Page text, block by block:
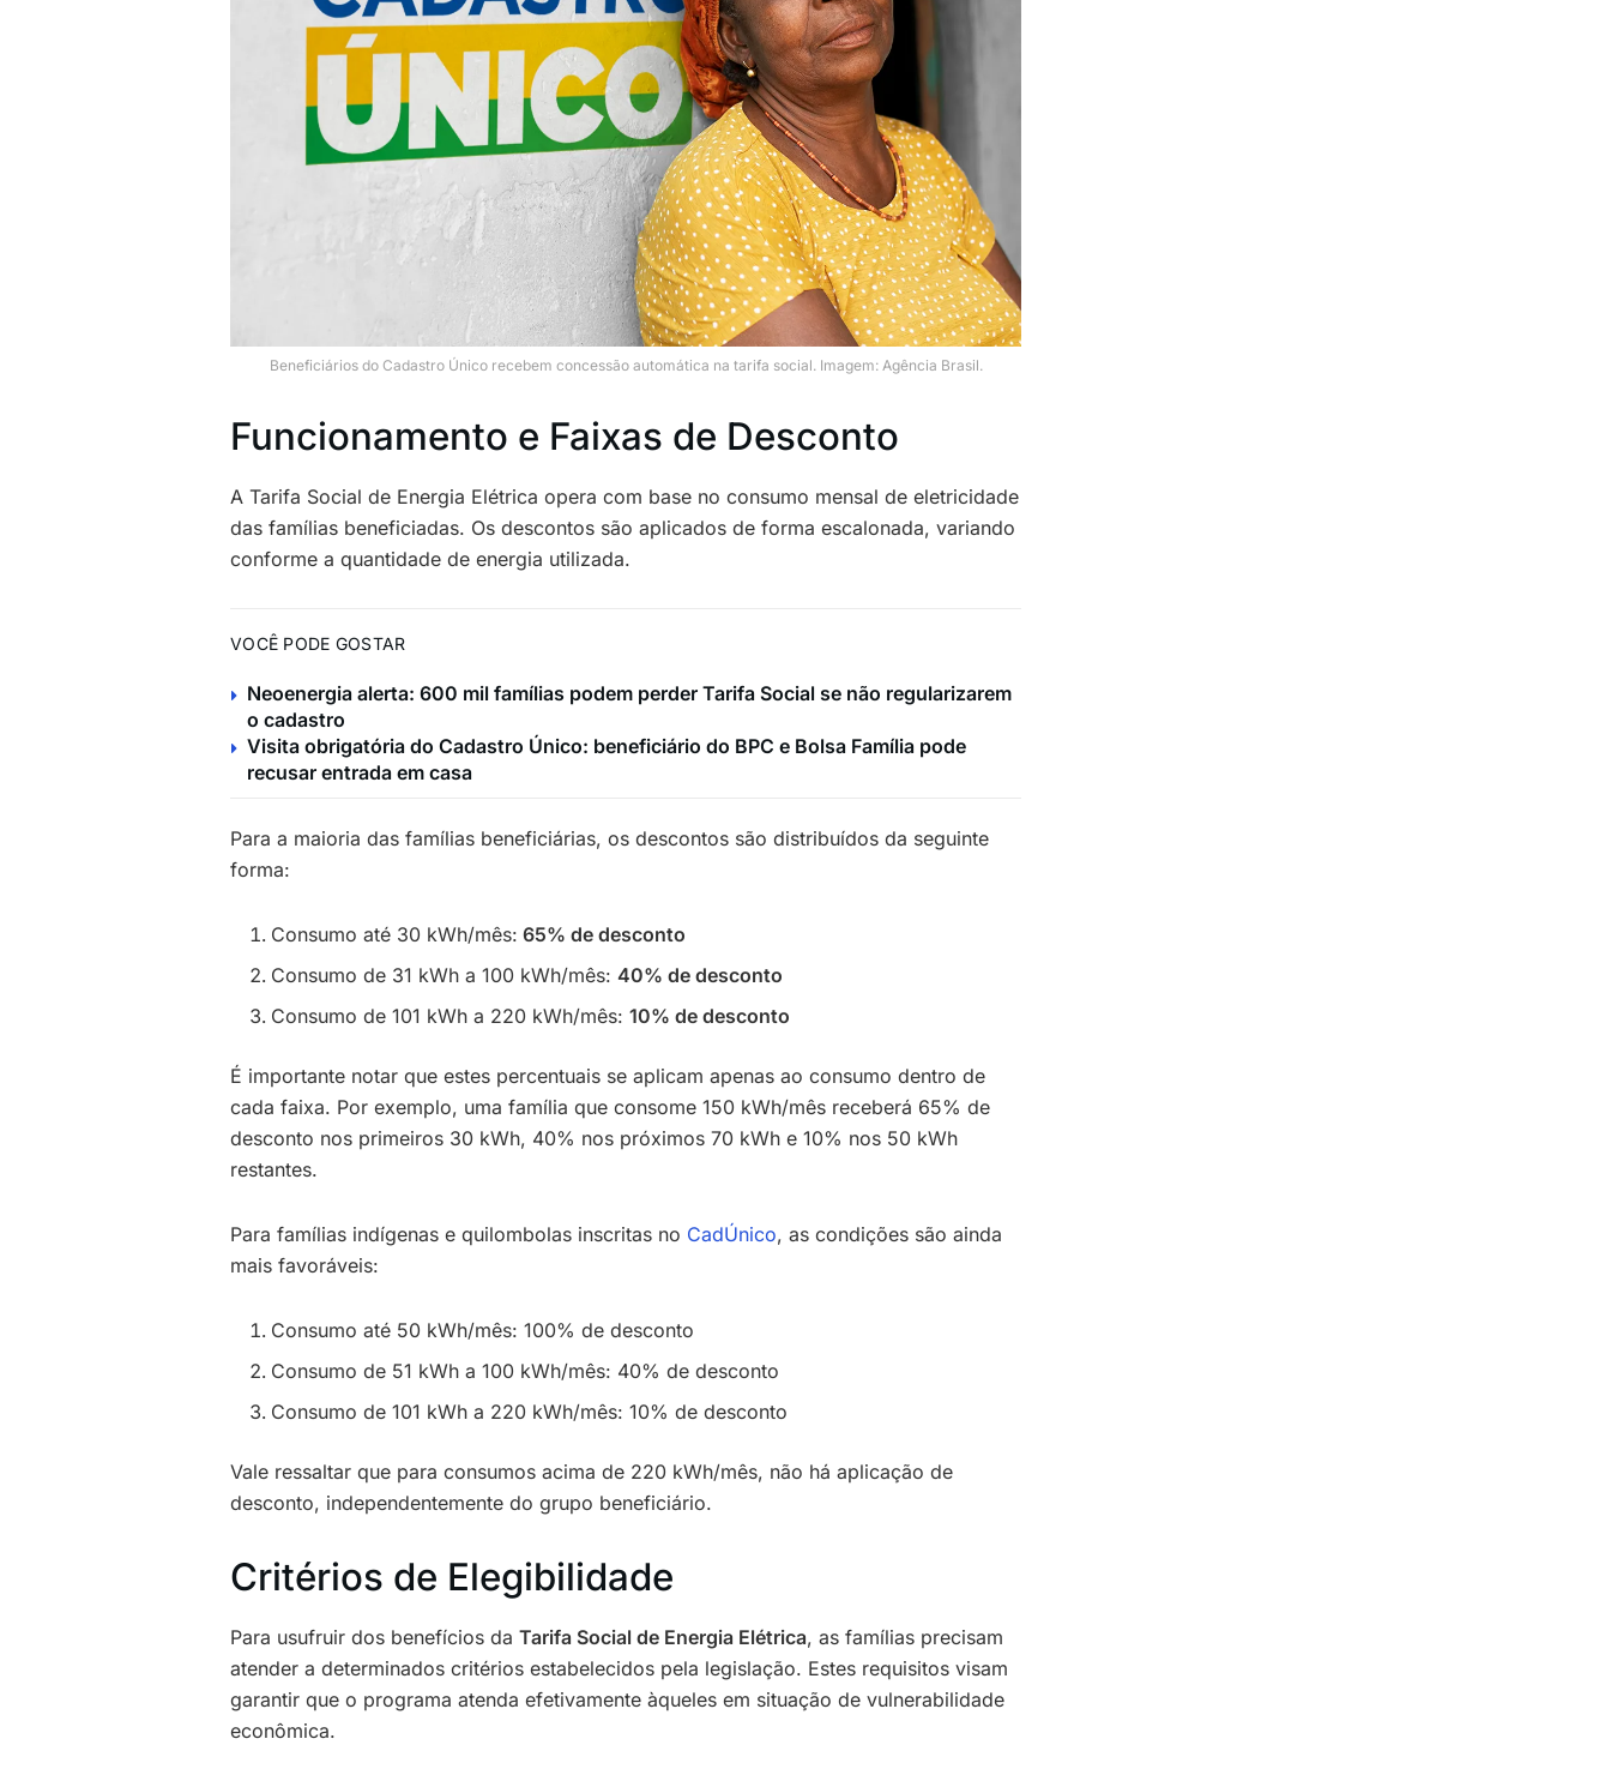
Beneficiários do Cadastro Único recebem concessão automática na tarifa social. Imagem: Agência Brasil.
Funcionamento e Faixas de Desconto
A Tarifa Social de Energia Elétrica opera com base no consumo mensal de eletricidade
das famílias beneficiadas. Os descontos são aplicados de forma escalonada, variando
conforme a quantidade de energia utilizada.
VOCÊ PODE GOSTAR
Neoenergia alerta: 600 mil famílias podem perder Tarifa Social se não regularizarem
o cadastro
Visita obrigatória do Cadastro Único: beneficiário do BPC e Bolsa Família pode
recusar entrada em casa
Para a maioria das famílias beneficiárias, os descontos são distribuídos da seguinte
forma:
Consumo até 30 kWh/mês: 65% de desconto
Consumo de 31 kWh a 100 kWh/mês:40% de desconto
Consumo de 101 kWh a 220 kWh/mês:10% de desconto
É importante notar que estes percentuais se aplicam apenas ao consumo dentro de
cada faixa. Por exemplo, uma família que consome 150 kWh/mês receberá 65% de
desconto nos primeiros 30 kWh, 40% nos próximos 70 kWh e 10% nos 50 kWh
restantes.
Para famílias indígenas e quilombolas inscritas no CadÚnico, as condições são ainda
mais favoráveis:
Consumo até 50 kWh/mês: 100% de desconto
Consumo de 51 kWh a 100 kWh/mês: 40% de desconto
Consumo de 101 kWh a 220 kWh/mês: 10% de desconto
Vale ressaltar que para consumos acima de 220 kWh/mês, não há aplicação de
desconto, independentemente do grupo beneficiário.
Critérios de Elegibilidade
Para usufruir dos benefícios da Tarifa Social de Energia Elétrica, as famílias precisam
atender a determinados critérios estabelecidos pela legislação. Estes requisitos visam
garantir que o programa atenda efetivamente àqueles em situação de vulnerabilidade
econômica.